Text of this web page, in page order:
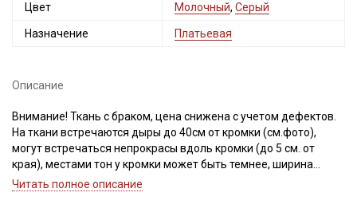
Цвет Молочный, Серый
Назначение Платьевая
Описание
Внимание! Ткань с браком, цена снижена с учетом дефектов.
На ткани встречаются дыры до 40см от кромки (см.фото),
могут встречаться непрокрасы вдоль кромки (до 5 см. от
края), местами тон у кромки может быть темнее, ширина
ткани ±2см. Просим учитывать это при заказе.
Читать полное описание